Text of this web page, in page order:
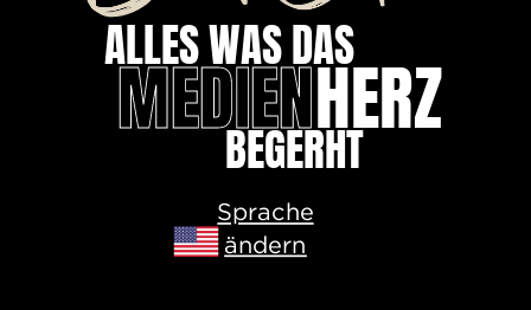
ALLES WAS DAS
BEGERHT
MEDIENHERZ
Sprache
ändern